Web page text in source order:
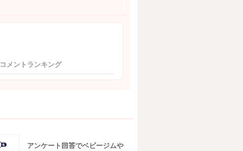
コメントランキング
アンケート回答でベビージムや